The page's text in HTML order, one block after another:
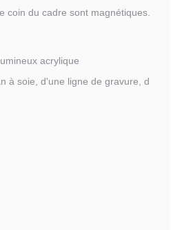
coin du cadre sont magnétiques.
acrylique
à soie, d'une ligne de gravure, d'un